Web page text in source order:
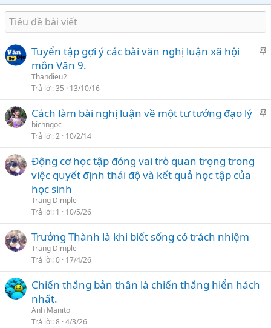
l
ạ
Tuyển tập gợi ý các bài văn nghị luận xã hội
môn Văn 9.
Thandieu2
Trả lời 35 13/10/16
Cách làm bài nghị luận về một tư tưởng đạo lý
bichngoc
Trả lời 2 10/2/14
Động cơ học tập đóng vai trò quan trọng trong
việc quyết định thái độ và kết quả học tập của
học sinh
Trang Dimple
Trả lời 1 10/5/26
Trưởng Thành là khi biết sống có trách nhiệm
Trang Dimple
Trả lời 0 17/4/26
Chiến thắng bản thân là chiến thắng hiển hách
nhất.
Anh Manito
Trả lời 8 4/3/26